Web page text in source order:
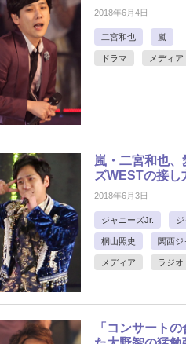
2018年6月4日
二宮和也 嵐
ドラマ メディア
嵐・二宮和也
ズWESTの接し
2018年6月3日
ジャニーズJr.
桐山照史 関西ジ
メディア ラジオ
「コンサート